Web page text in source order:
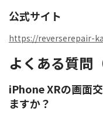
公式サイト
https://reverserepair-
よくある質問
iPhone XRの画面
ますか？